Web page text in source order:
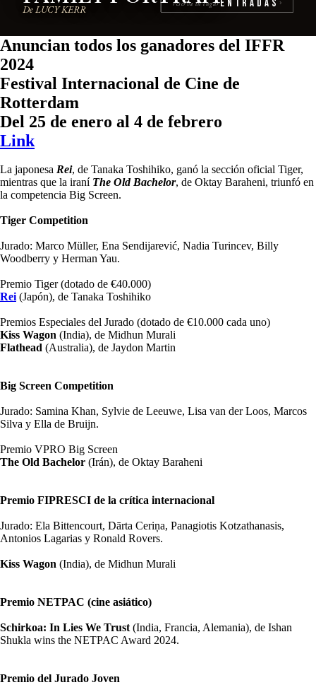
De LUCY KERR
reserva tu lugarEntradas ›
Anuncian todos los ganadores del IFFR
2024
Festival Internacional de Cine de
Rotterdam
Del 25 de enero al 4 de febrero
Link
La japonesa Rei, de Tanaka Toshihiko, ganó la sección oficial Tiger,
mientras que la iraní The Old Bachelor, de Oktay Baraheni, triunfó en
la competencia Big Screen.
Tiger Competition
Jurado: Marco Müller, Ena Sendijarević, Nadia Turincev, Billy
Woodberry y Herman Yau.
Premio Tiger (dotado de €40.000)
Rei (Japón), de Tanaka Toshihiko
Premios Especiales del Jurado (dotado de €10.000 cada uno)
Kiss Wagon (India), de Midhun Murali
Flathead (Australia), de Jaydon Martin
Big Screen Competition
Jurado: Samina Khan, Sylvie de Leeuwe, Lisa van der Loos, Marcos
Silva y Ella de Bruijn.
Premio VPRO Big Screen
The Old Bachelor (Irán), de Oktay Baraheni
Premio FIPRESCI de la crítica internacional
Jurado: Ela Bittencourt, Dārta Ceriņa, Panagiotis Kotzathanasis,
Antonios Lagarias y Ronald Rovers.
Kiss Wagon (India), de Midhun Murali
Premio NETPAC (cine asiático)
Schirkoa: In Lies We Trust (India, Francia, Alemania), de Ishan
Shukla wins the NETPAC Award 2024.
Premio del Jurado Joven